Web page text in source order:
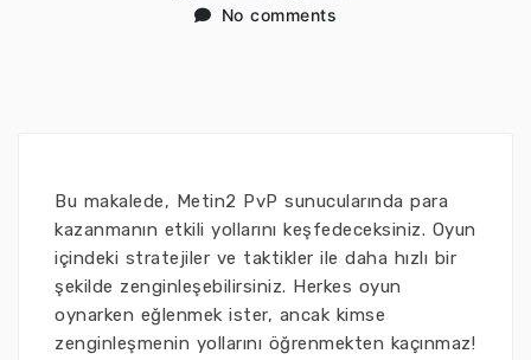
No comments
Bu makalede, Metin2 PvP sunucularında para
kazanmanın etkili yollarını keşfedeceksiniz. Oyun
içindeki stratejiler ve taktikler ile daha hızlı bir
şekilde zenginleşebilirsiniz. Herkes oyun
oynarken eğlenmek ister, ancak kimse
zenginleşmenin yollarını öğrenmekten kaçınmaz!